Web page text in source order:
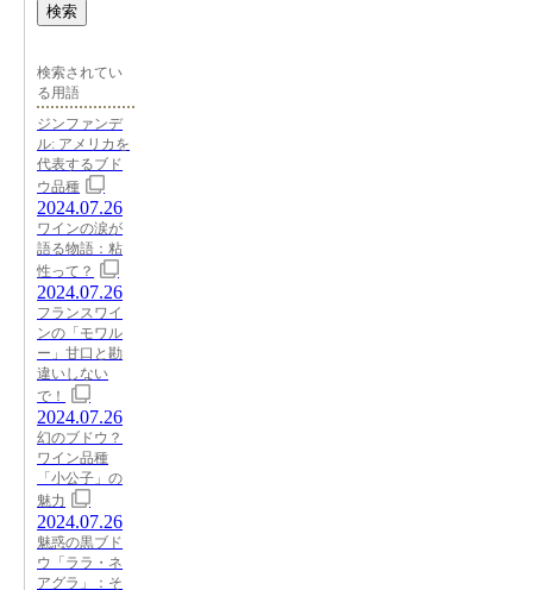
検索
検索されてい
る用語
ジンファンデ
ル: アメリカを
代表するブド
ウ品種
2024.07.26
ワインの涙が
語る物語：粘
性って？
2024.07.26
フランスワイ
ンの「モワル
ー」甘口と勘
違いしない
で！
2024.07.26
幻のブドウ？
ワイン品種
「小公子」の
魅力
2024.07.26
魅惑の黒ブド
ウ「ララ・ネ
アグラ」：そ